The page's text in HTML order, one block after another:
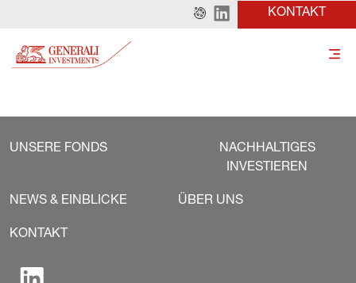
KONTAKT
UNSERE FONDS
NACHHALTIGES
INVESTIEREN
NEWS & EINBLICKE ÜBER UNS
KONTAKT